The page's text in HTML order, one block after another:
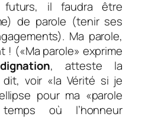
il faudra être
de parole (tenir ses
Ma parole,
! («Ma parole» exprime
, atteste la
voir «la Vérité si je
pour ma «parole
où l’honneur